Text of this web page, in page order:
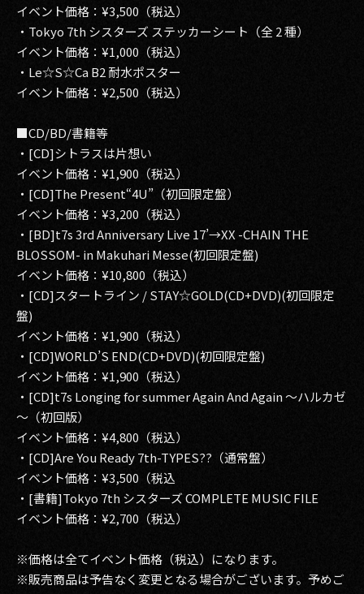
イベント価格：¥3,500（税込）
・Tokyo 7th シスターズ ステッカーシート（全 2 種）
イベント価格：¥1,000（税込）
・Le☆S☆Ca B2 耐水ポスター
イベント価格：¥2,500（税込）
■CD/BD/書籍等
・[CD]シトラスは片想い
イベント価格：¥1,900（税込）
・[CD]The Present“4U”（初回限定盤）
イベント価格：¥3,200（税込）
・[BD]t7s 3rd Anniversary Live 17’→XX -CHAIN THE
BLOSSOM- in Makuhari Messe(初回限定盤)
イベント価格：¥10,800（税込）
・[CD]スタートライン / STAY☆GOLD(CD+DVD)(初回限定
盤)
イベント価格：¥1,900（税込）
・[CD]WORLD’S END(CD+DVD)(初回限定盤)
イベント価格：¥1,900（税込）
・[CD]t7s Longing for summer Again And Again ～ハルカゼ
～（初回版）
イベント価格：¥4,800（税込）
・[CD]Are You Ready 7th-TYPES??（通常盤）
イベント価格：¥3,500（税込
・[書籍]Tokyo 7th シスターズ COMPLETE MUSIC FILE
イベント価格：¥2,700（税込）
※価格は全てイベント価格（税込）になります。
※販売商品は予告なく変更となる場合がございます。予めご